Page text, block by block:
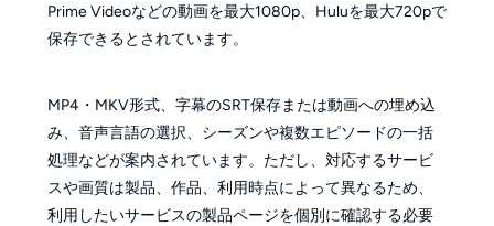
Prime Videoなどの動画を最大1080p、Huluを最大720pで
保存できるとされています。
MP4・MKV形式、字幕のSRT保存または動画への埋め込
み、音声言語の選択、シーズンや複数エピソードの一括
処理などが案内されています。ただし、対応するサービ
スや画質は製品、作品、利用時点によって異なるため、
利用したいサービスの製品ページを個別に確認する必要